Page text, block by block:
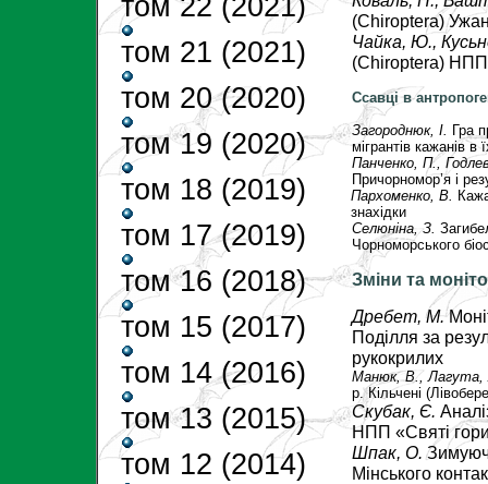
том 22 (2021)
том 21 (2021)
том 20 (2020)
том 19 (2020)
том 18 (2019)
том 17 (2019)
том 16 (2018)
том 15 (2017)
том 14 (2016)
том 13 (2015)
том 12 (2014)
(Chiropterа)
Чайка, Ю.,
(Chiroptera) НПП
Ссавці в
Загороднюк, І. Гра
мігрантів кажанів в
Панченко, П.,
Причорномор’я і
Пархоменко, В.
знахідки
Селюніна, З.
Чорноморського
Зміни та
Дребет, М.
Поділля за
рукокрилих
Манюк, В.,
р. Кільчені
Скубак, Є.
НПП «Святі
Шпак, О.
Мінського